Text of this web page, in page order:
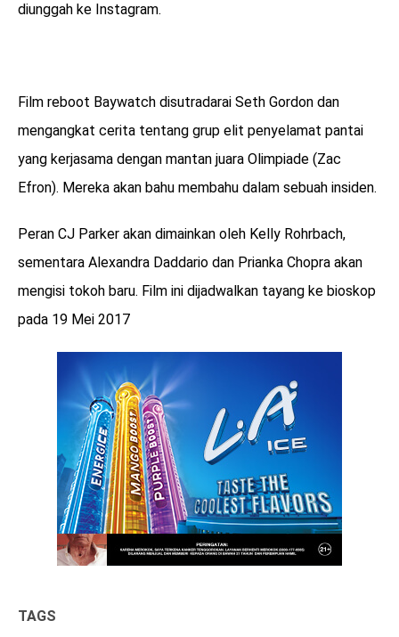
diunggah ke Instagram.
Film reboot Baywatch disutradarai Seth Gordon dan
mengangkat cerita tentang grup elit penyelamat pantai
yang kerjasama dengan mantan juara Olimpiade (Zac
Efron). Mereka akan bahu membahu dalam sebuah insiden.
Peran CJ Parker akan dimainkan oleh Kelly Rohrbach,
sementara Alexandra Daddario dan Prianka Chopra akan
mengisi tokoh baru. Film ini dijadwalkan tayang ke bioskop
pada 19 Mei 2017
TAGS